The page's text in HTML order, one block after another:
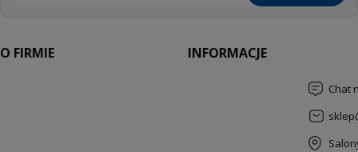
O FIRMIE INFORMACJE
Chat